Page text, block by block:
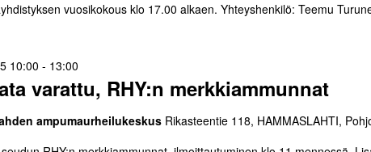
vuosikokous klo 17.00 alkaen. Yhteyshenkilö: Teemu
varattu, RHY:n merkkiammunnat
10:00 - 13:00
ampumaurheilukeskus Rikasteentie 118, HAMMASLAHTI,